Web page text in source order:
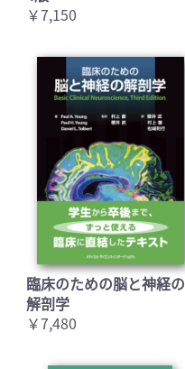
￥7,150
臨床のための脳と神経の
解剖学
￥7,480